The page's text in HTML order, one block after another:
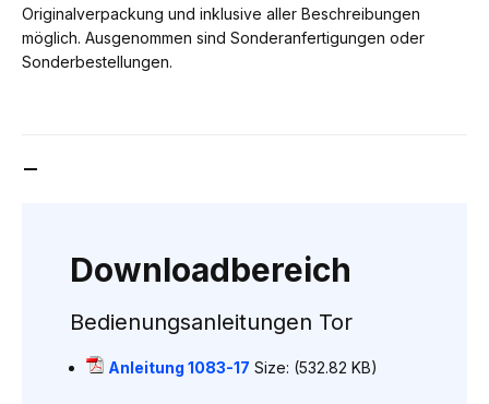
Originalverpackung und inklusive aller Beschreibungen
möglich. Ausgenommen sind Sonderanfertigungen oder
Sonderbestellungen.
Downloadbereich
Bedienungsanleitungen Tor
Anleitung 1083-17 Size: (532.82 KB)